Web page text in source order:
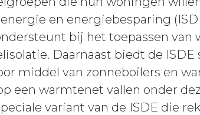
en energiebesparing
bij het toepassen van
Daarnaast biedt de ISDE
middel van zonneboilers en
een warmtenet vallen onder
variant van de ISDE die